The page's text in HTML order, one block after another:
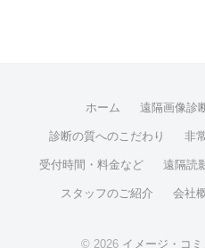
ホーム 遠隔画像診
診断の質へのこだわり 非
受付時間・料金など 遠隔読
スタッフのご紹介 会社
© 2026 イメージ・コミ